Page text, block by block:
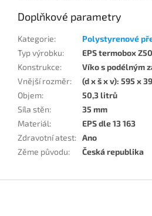
Doplňkové parametry
Kategorie:
Polystyrenové
Typ výrobku:
EPS termobox Z50
Konstrukce:
Víko s podélným
Vnější rozměr:
(d x š x v): 595 x
Objem:
50,3 litrů
Síla stěn:
35 mm
Materiál:
EPS dle 13 163
Zdravotní atest: Ano
Zěme původu: Česká republika